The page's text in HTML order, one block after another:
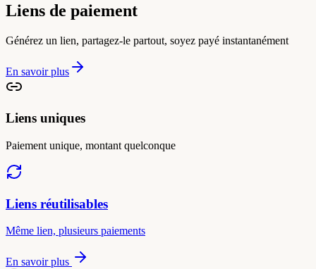
Liens de paiement
Générez un lien, partagez-le partout, soyez payé instantanément
En savoir plus
Liens uniques
Paiement unique, montant quelconque
Liens réutilisables
Même lien, plusieurs paiements
En savoir plus